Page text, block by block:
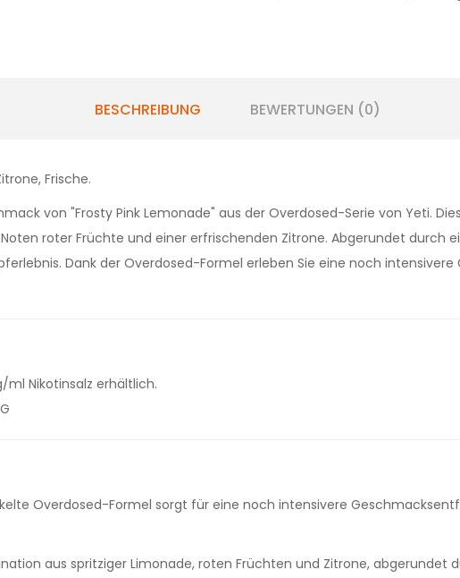
BESCHREIBUNG BEWERTUNGEN (0)
Frische.
von "Frosty Pink Lemonade" aus der Overdosed-Serie von Yeti.
roter Früchte und einer erfrischenden Zitrone. Abgerundet durch
Dank der Overdosed-Formel erleben Sie eine noch
Nikotinsalz erhältlich.
Overdosed-Formel sorgt für eine noch intensivere
aus spritziger Limonade, roten Früchten und Zitrone, abgerundet